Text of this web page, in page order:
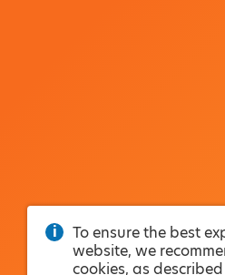
To ensure the best
website, we
cookies, as